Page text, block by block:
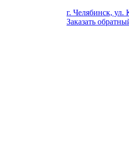
г. Челябинск,
Заказать